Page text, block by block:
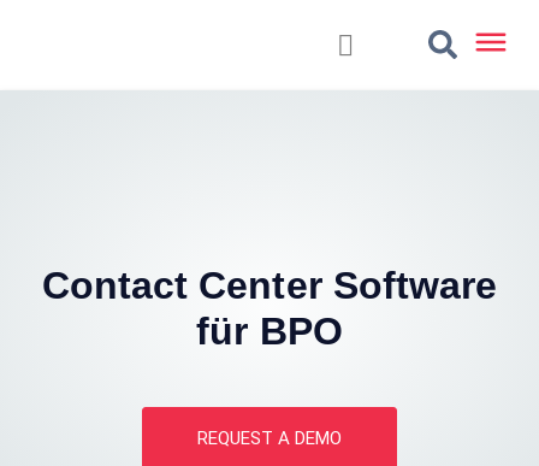
Contact Center Software
für BPO
REQUEST A DEMO